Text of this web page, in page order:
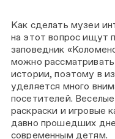
Как сделать музеи
на этот вопрос ищут
заповедник
можно
истории, поэтому в
уделяется много
посетителей.
раскраски и игровые
давно прошедших
современным детям.